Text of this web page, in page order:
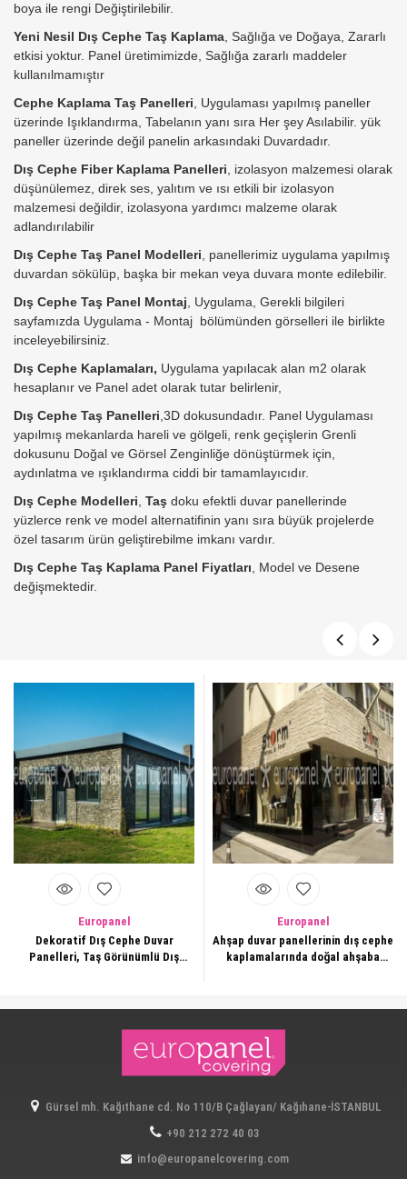
boya ile rengi Değiştirilebilir.
Yeni Nesil Dış Cephe Taş Kaplama , Sağlığa ve Doğaya, Zararlı
etkisi yoktur. Panel üretimimizde, Sağlığa zararlı maddeler
kullanılmamıştır
Cephe Kaplama Taş Panelleri , Uygulaması yapılmış paneller
üzerinde Işıklandırma, Tabelanın yanı sıra Her şey Asılabilir. yük
paneller üzerinde değil panelin arkasındaki Duvardadır.
Dış Cephe Fiber Kaplama Panelleri , izolasyon malzemesi olarak
düşünülemez, direk ses, yalıtım ve ısı etkili bir izolasyon
malzemesi değildir, izolasyona yardımcı malzeme olarak
adlandırılabilir
Dış Cephe Taş Panel Modelleri , panellerimiz uygulama yapılmış
duvardan sökülüp, başka bir mekan veya duvara monte edilebilir.
Dış Cephe Taş Panel Montaj , Uygulama, Gerekli bilgileri
sayfamızda Uygulama - Montaj bölümünden görselleri ile birlikte
inceleyebilirsiniz.
Dış Cephe Kaplamaları, Uygulama yapılacak alan m2 olarak
hesaplanır ve Panel adet olarak tutar belirlenir,
Dış Cephe Taş Panelleri ,3D dokusundadır. Panel Uygulaması
yapılmış mekanlarda hareli ve gölgeli, renk geçişlerin Grenli
dokusunu Doğal ve Görsel Zenginliğe dönüştürmek için,
aydınlatma ve ışıklandırma ciddi bir tamamlayıcıdır.
Dış Cephe Modelleri Taş doku efektli duvar panellerinde
yüzlerce renk ve model alternatifinin yanı sıra büyük projelerde
özel tasarım ürün geliştirebilme imkanı vardır.
Dış Cephe Taş Kaplama Panel Fiyatları , Model ve Desene
değişmektedir.
Europanel
Dekoratif Dış Cephe Duvar
Panelleri, Taş Görünümlü Dış
Europanel
Ahşap duvar panellerinin dış cephe
kaplamalarında doğal ahşaba
Gürsel mh. Kağıthane cd. No 110/B Çağlayan/ Kağıhane-İSTANBUL
+90 212 272 40 03
info@europanelcovering.com